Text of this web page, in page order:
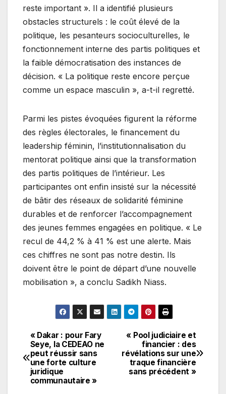
reste important ». Il a identifié plusieurs
obstacles structurels : le coût élevé de la
politique, les pesanteurs socioculturelles, le
fonctionnement interne des partis politiques et
la faible démocratisation des instances de
décision. « La politique reste encore perçue
comme un espace masculin », a-t-il regretté.
Parmi les pistes évoquées figurent la réforme
des règles électorales, le financement du
leadership féminin, l’institutionnalisation du
mentorat politique ainsi que la transformation
des partis politiques de l’intérieur. Les
participantes ont enfin insisté sur la nécessité
de bâtir des réseaux de solidarité féminine
durables et de renforcer l’accompagnement
des jeunes femmes engagées en politique. « Le
recul de 44,2 % à 41 % est une alerte. Mais
ces chiffres ne sont pas notre destin. Ils
doivent être le point de départ d’une nouvelle
mobilisation », a conclu Sadikh Niass.
Navigation
de
l’article
« Pool judiciaire et
financier : des
révélations sur une
traque financière
sans précédent »
« Dakar : pour Fary
Seye, la CEDEAO ne
peut réussir sans
une forte culture
juridique
communautaire »